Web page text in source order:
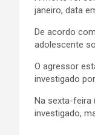
janeiro, data
De acordo
adolescente
O agressor
investigado
Na sexta-feira
investigado,